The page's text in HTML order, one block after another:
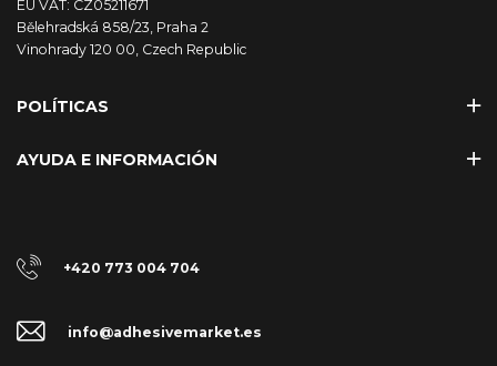
EU VAT: CZ05211671
Bělehradská 858/23, Praha 2
Vinohrady 120 00, Czech Republic
POLÍTICAS
AYUDA E INFORMACIÓN
+420 773 004 704
info@adhesivemarket.es